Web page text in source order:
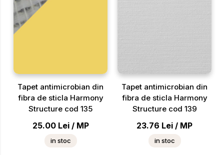
Tapet antimicrobian din
fibra de sticla Harmony
Structure cod 135
25.00 Lei / MP
in stoc
Tapet antimicrobian din
fibra de sticla Harmony
Structure cod 139
23.76 Lei / MP
in stoc